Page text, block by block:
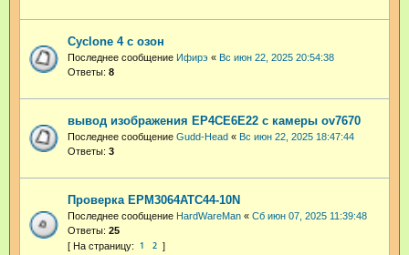
Cyclone 4 с озон
Последнее сообщение Ифирэ « Вс июн 22, 2025 20:54:38
Ответы: 8
вывод изображения EP4CE6E22 с камеры ov7670
Последнее сообщение Gudd-Head « Вс июн 22, 2025 18:47:44
Ответы: 3
Проверка EPM3064ATC44-10N
Последнее сообщение HardWareMan « Сб июн 07, 2025 11:39:48
Ответы: 25
1 2